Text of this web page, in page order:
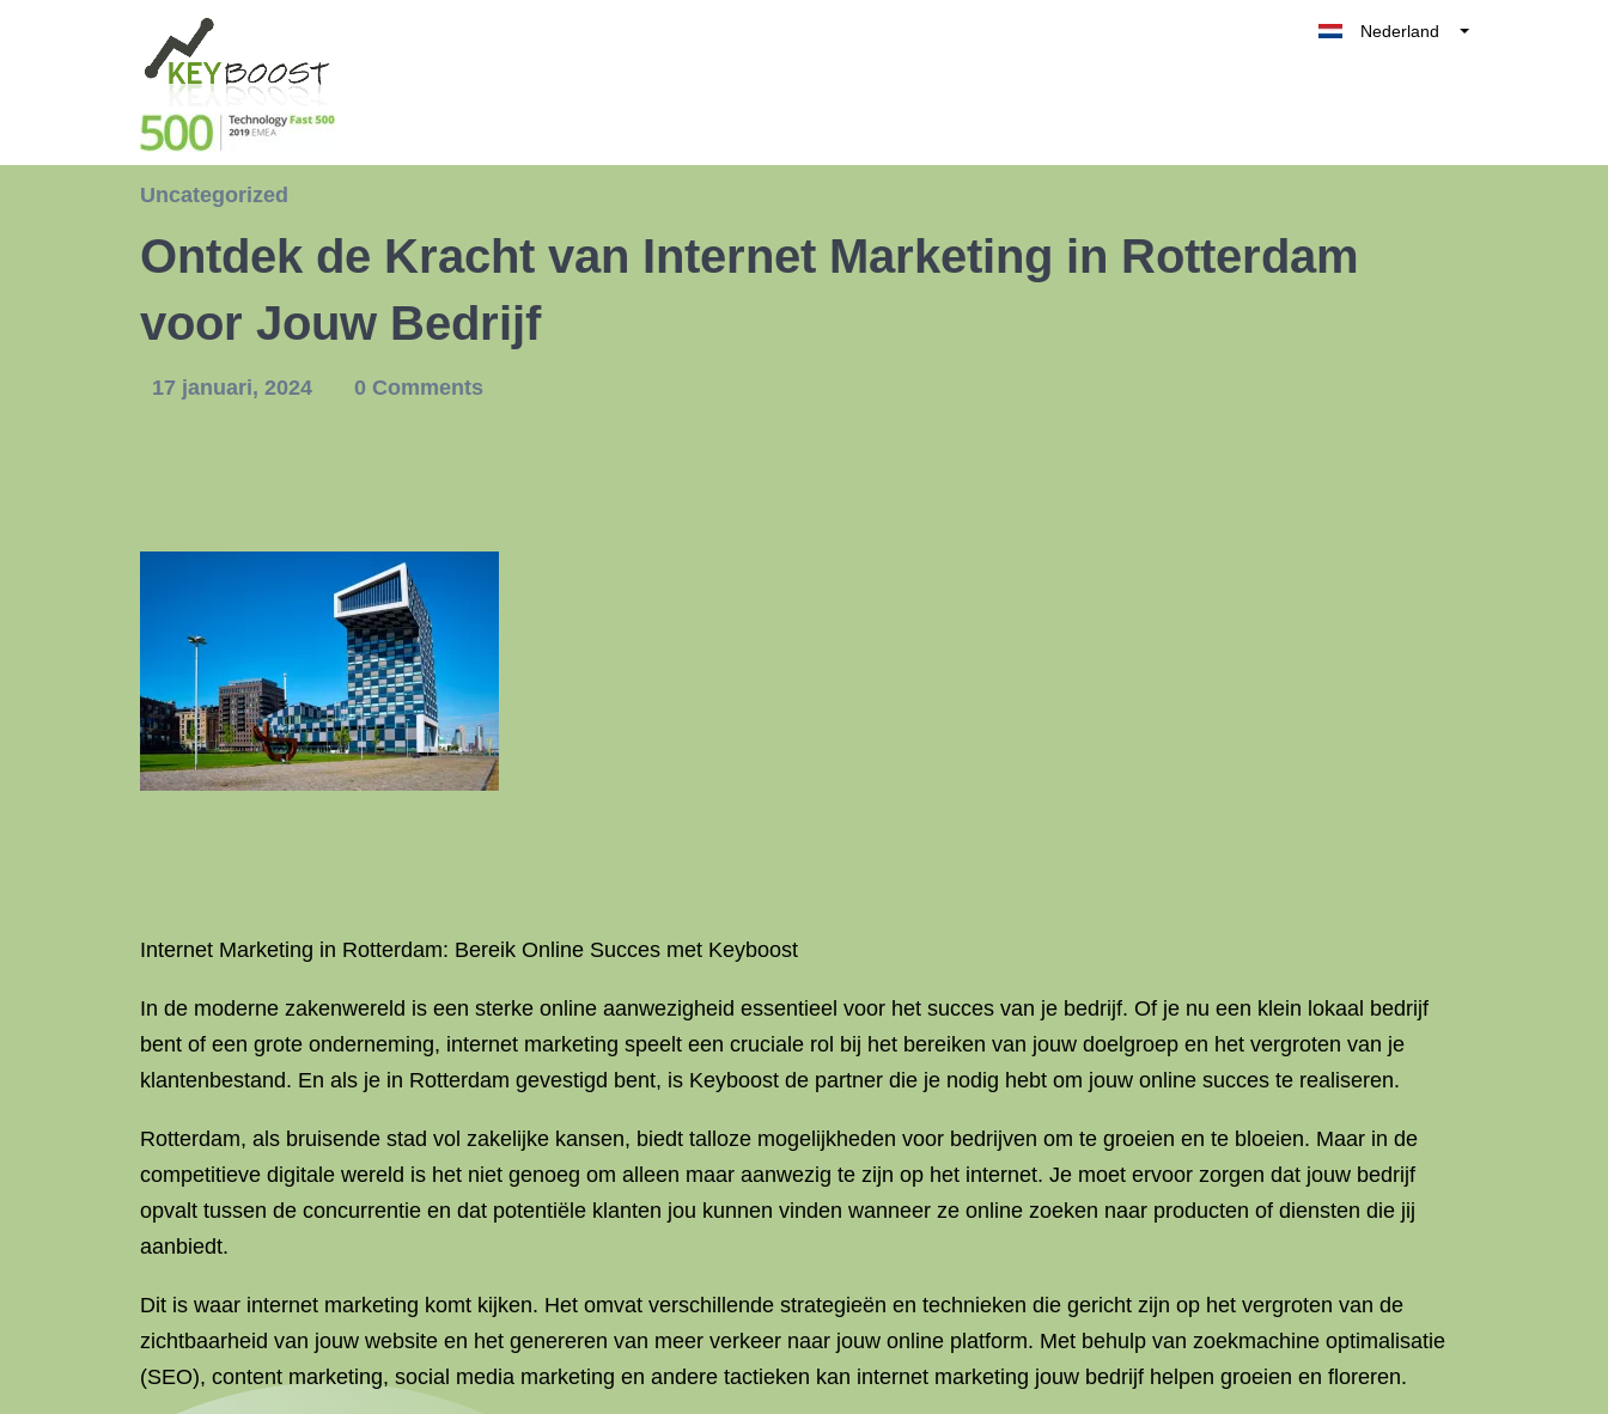
Nederland
Uncategorized
Ontdek de Kracht van Internet Marketing in Rotterdam
voor Jouw Bedrijf
17 januari, 2024 0 Comments
Internet Marketing in Rotterdam: Bereik Online Succes met Keyboost
In de moderne zakenwereld is een sterke online aanwezigheid essentieel voor het succes van je bedrijf. Of je nu een klein lokaal bedrijf
bent of een grote onderneming, internet marketing speelt een cruciale rol bij het bereiken van jouw doelgroep en het vergroten van je
klantenbestand. En als je in Rotterdam gevestigd bent, is Keyboost de partner die je nodig hebt om jouw online succes te realiseren.
Rotterdam, als bruisende stad vol zakelijke kansen, biedt talloze mogelijkheden voor bedrijven om te groeien en te bloeien. Maar in de
competitieve digitale wereld is het niet genoeg om alleen maar aanwezig te zijn op het internet. Je moet ervoor zorgen dat jouw bedrijf
opvalt tussen de concurrentie en dat potentiële klanten jou kunnen vinden wanneer ze online zoeken naar producten of diensten die jij
aanbiedt.
Dit is waar internet marketing komt kijken. Het omvat verschillende strategieën en technieken die gericht zijn op het vergroten van de
zichtbaarheid van jouw website en het genereren van meer verkeer naar jouw online platform. Met behulp van zoekmachine optimalisatie
(SEO), content marketing, social media marketing en andere tactieken kan internet marketing jouw bedrijf helpen groeien en floreren.